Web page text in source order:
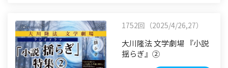
1752回（2025/4/26,27）
大川隆法 文学劇場 『小説
揺らぎ』②